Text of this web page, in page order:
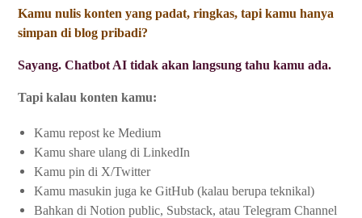
Kamu nulis konten yang padat, ringkas, tapi kamu hanya
simpan di blog pribadi?
Sayang. Chatbot AI tidak akan langsung tahu kamu ada.
Tapi kalau konten kamu:
Kamu repost ke Medium
Kamu share ulang di LinkedIn
Kamu pin di X/Twitter
Kamu masukin juga ke GitHub (kalau berupa teknikal)
Bahkan di Notion public, Substack, atau Telegram Channel